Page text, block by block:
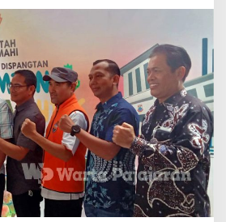
i
i
:
T
i
n
g
k
a
t
k
a